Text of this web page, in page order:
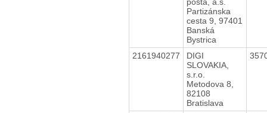
Partizánska
cesta 9, 97401
Banská
Bystrica
2161940277
DIGI
SLOVAKIA,
s.r.o.
Metodova 8,
82108
Bratislava